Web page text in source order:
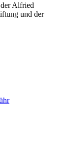
Alfried
und der